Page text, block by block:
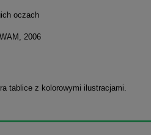
oczach
2006
tablice z kolorowymi ilustracjami.